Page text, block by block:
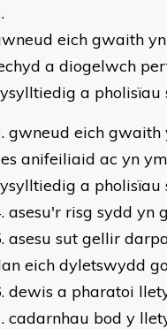
eich gwaith
a diogelwch
a pholisïau
gwneud eich gwaith
anifeiliaid ac yn
a pholisïau
asesu'r risg sydd yn
asesu sut gellir
eich dyletswydd
dewis a pharatoi
cadarnhau bod y